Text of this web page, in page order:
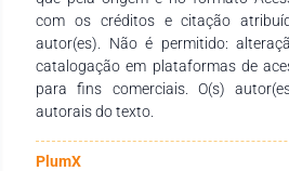
com os créditos e citação
autor(es). Não é permitido:
catalogação em plataformas de
para fins comerciais. O(s)
autorais do texto.
PlumX